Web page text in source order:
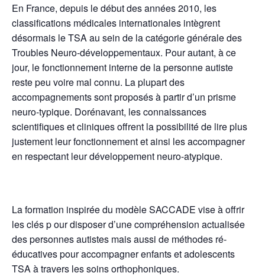
En France, depuis le début des années 2010, les
classifications médicales internationales intègrent
désormais le TSA au sein de la catégorie générale des
Troubles Neuro-développementaux. Pour autant, à ce
jour, le fonctionnement interne de la personne autiste
reste peu voire mal connu. La plupart des
accompagnements sont proposés à partir d’un prisme
neuro-typique. Dorénavant, les connaissances
scientifiques et cliniques offrent la possibilité de lire plus
justement leur fonctionnement et ainsi les accompagner
en respectant leur développement neuro-atypique.
La formation inspirée du modèle SACCADE vise à offrir
les clés p our disposer d’une compréhension actualisée
des personnes autistes mais aussi de méthodes ré-
éducatives pour accompagner enfants et adolescents
TSA à travers les soins orthophoniques.